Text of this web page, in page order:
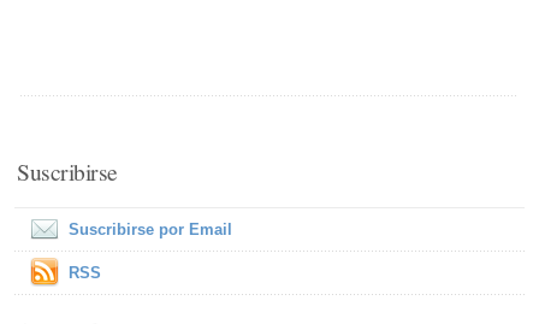
Suscribirse
Suscribirse por Email
RSS